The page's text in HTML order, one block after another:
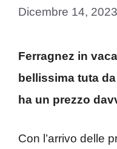
Dicembre 14, 2023
Ferragnez in
bellissima tuta
ha un prezzo
Con l’arrivo delle